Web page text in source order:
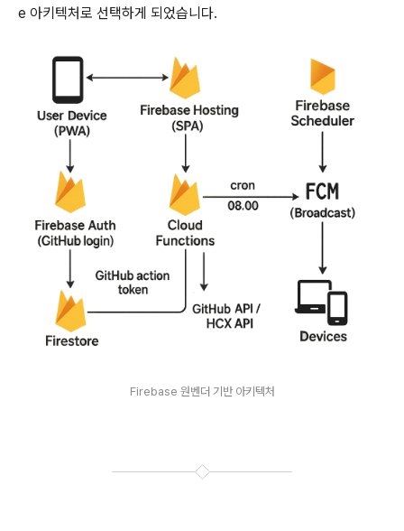
e 아키텍처로 선택하게 되었습니다.
Firebase 원벤더 기반 아키텍처